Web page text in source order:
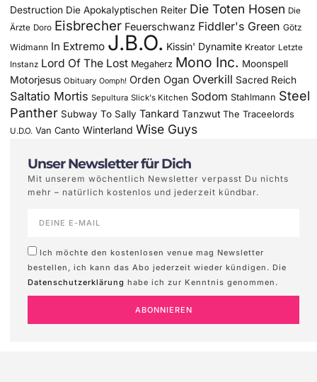
Destruction Die Apokalyptischen Reiter Die Toten Hosen Die
Ärzte Doro Eisbrecher Feuerschwanz Fiddler's Green Götz
Widmann In Extremo J.B.O. Kissin' Dynamite Kreator Letzte
Instanz Lord Of The Lost Megaherz Mono Inc. Moonspell
Motorjesus Obituary Oomph! Orden Ogan Overkill Sacred Reich
Saltatio Mortis Sepultura Slick's Kitchen Sodom Stahlmann Steel
Panther Subway To Sally Tankard Tanzwut The Traceelords
U.D.O. Van Canto Winterland Wise Guys
Unser Newsletter für Dich
Mit unserem wöchentlich Newsletter verpasst Du nichts
mehr – natürlich kostenlos und jederzeit kündbar.
Ich möchte den kostenlosen venue mag Newsletter
bestellen, ich kann das Abo jederzeit wieder kündigen. Die
Datenschutzerklärung habe ich zur Kenntnis genommen.
ABONNIEREN